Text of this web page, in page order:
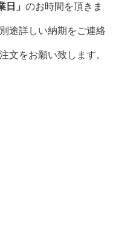
日」 のお時間を頂きま
途詳しい納期をご連絡
文をお願い致します。